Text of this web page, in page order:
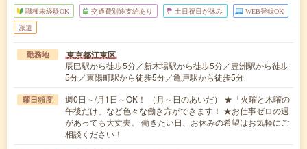
職種未経験OK 交通費別途支給あり 土日祝日が休み WEB登録OK
派遣
勤務地 東京都江東区
辰巳駅から徒歩5分／新木場駅から徒歩5分／豊洲駅から徒歩
5分／東陽町駅から徒歩5分／亀戸駅から徒歩5分
曜日頻度
週0日～/月1日～OK！ （月～日のあいだ） ★「火曜と木曜の
午後だけ」など色々な働き方ができます！ ★お仕事ゼロの週
があっても大丈夫。 働きたい日、お休みの希望はお気軽にご
相談ください！